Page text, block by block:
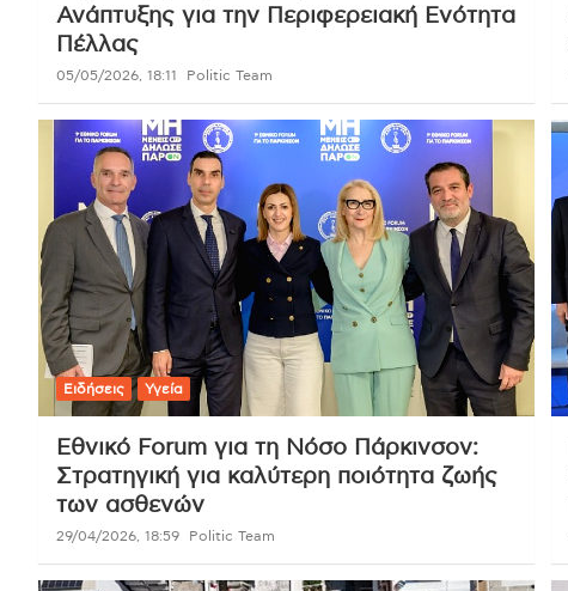
Ανάπτυξης για την Περιφερειακή Ενότητα
Πέλλας
05/05/2026, 18:11 Politic Team
Ειδήσεις Υγεία
Εθνικό Forum για τη Νόσο Πάρκινσον:
Στρατηγική για καλύτερη ποιότητα ζωής
των ασθενών
29/04/2026, 18:59 Politic Team